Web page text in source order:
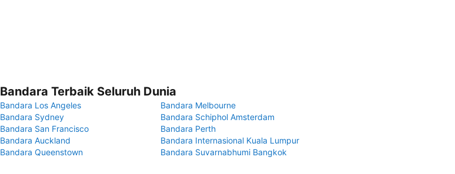
Bandara Terbaik Seluruh Dunia
Bandara Los Angeles
Bandara Melbourne
Bandara Sydney
Bandara Schiphol Amsterdam
Bandara San Francisco
Bandara Perth
Bandara Auckland
Bandara Internasional Kuala Lumpur
Bandara Queenstown
Bandara Suvarnabhumi Bangkok